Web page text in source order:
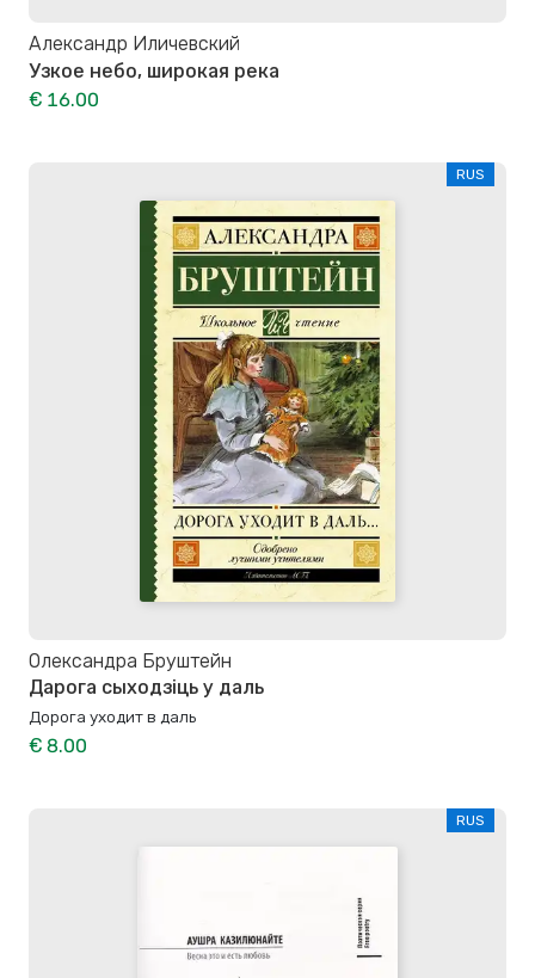
Александр Иличевский
Узкое небо, широкая река
€ 16.00
RUS
Олександра Бруштейн
Дарога сыходзіць у даль
Дорога уходит в даль
€ 8.00
RUS